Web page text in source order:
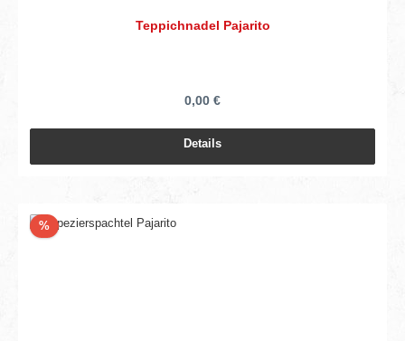
Teppichnadel Pajarito
0,00 €
Details
%Rabatt